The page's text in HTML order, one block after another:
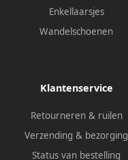
Enkellaarsjes
Wandelschoenen
Klantenservice
Retourneren & ruilen
Verzending & bezorging
Status van bestelling